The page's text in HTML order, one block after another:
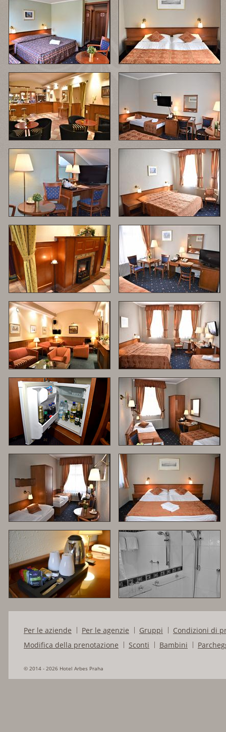
Per le aziende Per le agenzie Gruppi
Condizioni di
Modifica della prenotazione
Sconti Bambini
© 2014 - 2026 Hotel Arbes Praha